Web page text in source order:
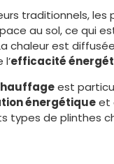
traditionnels,
au sol, ce qui
chaleur est
efficacité
est
énergétiqueet
types de plinthes